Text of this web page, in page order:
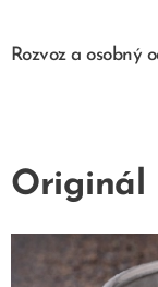
Rozvoz a osobný
Originál